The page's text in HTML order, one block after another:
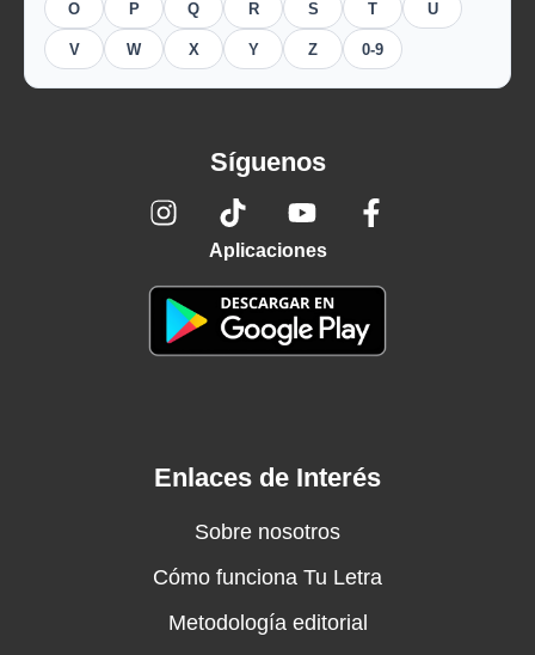
O P Q R S T U
V W X Y Z 0-9
Síguenos
Aplicaciones
Enlaces de Interés
Sobre nosotros
Cómo funciona Tu Letra
Metodología editorial